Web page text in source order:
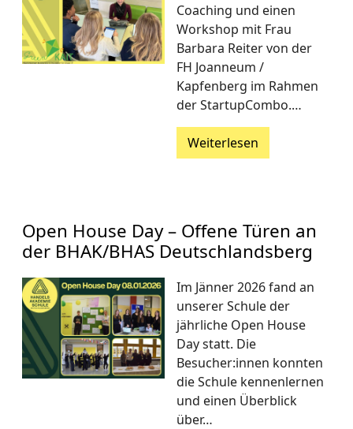
Coaching und einen
Workshop mit Frau
Barbara Reiter von der
FH Joanneum /
Kapfenberg im Rahmen
der StartupCombo.…
Weiterlesen
Open House Day – Offene Türen an
der BHAK/BHAS Deutschlandsberg
Im Jänner 2026 fand an
unserer Schule der
jährliche Open House
Day statt. Die
Besucher:innen konnten
die Schule kennenlernen
und einen Überblick
über…